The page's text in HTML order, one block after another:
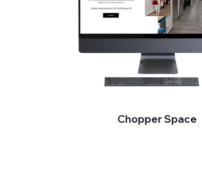
Chopper Space